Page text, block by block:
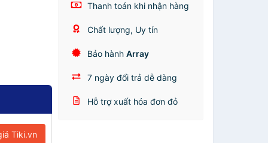
Tiki.vn
Thanh toán khi nhận hàng
Chất lượng, Uy tín
Bảo hànhArray
7 ngày đổi trả dễ dàng
Hỗ trợ xuất hóa đơn đỏ